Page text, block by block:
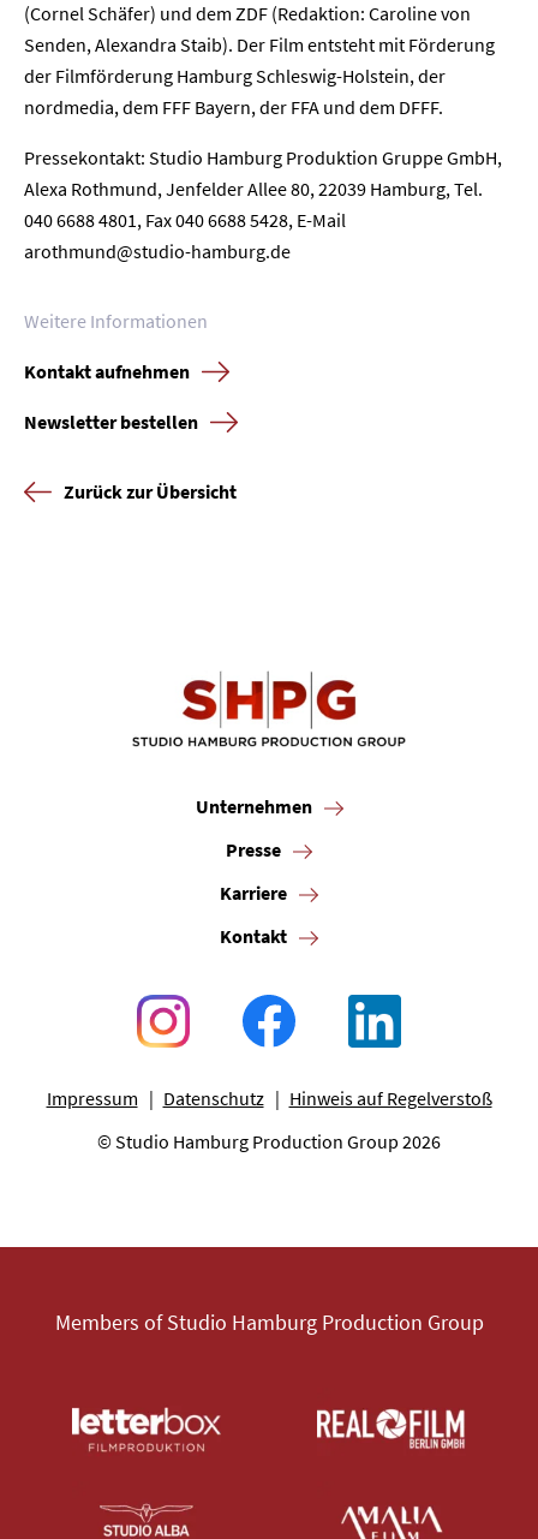
(Cornel Schäfer) und dem ZDF (Redaktion: Caroline von
Senden, Alexandra Staib). Der Film entsteht mit Förderung
der Filmförderung Hamburg Schleswig-Holstein, der
nordmedia, dem FFF Bayern, der FFA und dem DFFF.
Pressekontakt: Studio Hamburg Produktion Gruppe GmbH,
Alexa Rothmund, Jenfelder Allee 80, 22039 Hamburg, Tel.
040 6688 4801, Fax 040 6688 5428, E-Mail
arothmund@studio-hamburg.de
Weitere Informationen
Kontakt aufnehmen
Newsletter bestellen
Zurück zur Übersicht
Unternehmen
Presse
Karriere
Kontakt
Impressum Datenschutz
Hinweis auf Regelverstoß
© Studio Hamburg Production Group 2026
Members of Studio Hamburg Production Group
Newsletter Datenschutz Impressum